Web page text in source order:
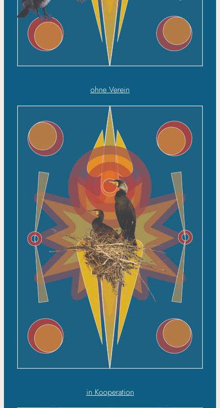
ohne Verein
in Kooperation